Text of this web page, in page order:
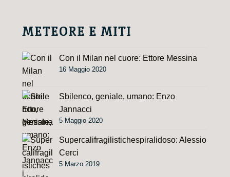
METEORE E MITI
Con il Milan nel cuore: Ettore Messina
16 Maggio 2020
Sbilenco, geniale, umano: Enzo
Jannacci
5 Maggio 2020
Supercalifragilistichespiralidoso: Alessio
Cerci
5 Marzo 2019